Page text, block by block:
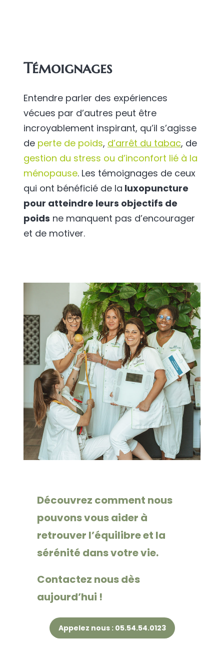
Témoignages
Entendre parler des expériences
vécues par d’autres peut être
incroyablement inspirant, qu’il s’agisse
de perte de poids, d’arrêt du tabac, de
gestion du stress ou d’inconfort lié à la
ménopause. Les témoignages de ceux
qui ont bénéficié de la luxopuncture
pour atteindre leurs objectifs de
poids ne manquent pas d’encourager
et de motiver.
Découvrez comment nous
pouvons vous aider à
retrouver l’équilibre et la
sérénité dans votre vie.
Contactez nous dès
aujourd’hui !
Appelez nous : 05.54.54.0123